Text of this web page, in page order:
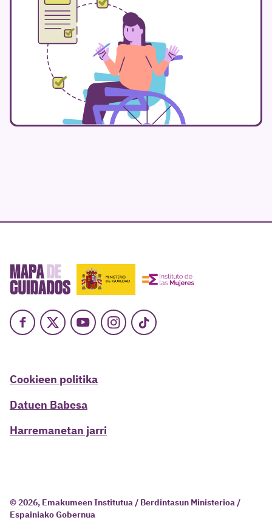
Facebook
X YoutubeInstagram
TikTok
Cookieen politika
Datuen Babesa
Harremanetan jarri
© 2026, Emakumeen Institutua / Berdintasun Ministerioa /
Espainiako Gobernua